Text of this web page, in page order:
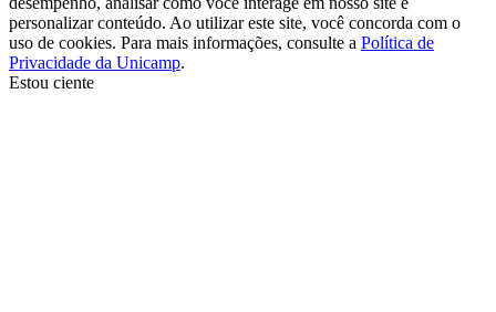
personalizar conteúdo. Ao utilizar este site, você concorda com o
uso de cookies. Para mais informações, consulte a Política de
Privacidade da Unicamp.
Estou ciente